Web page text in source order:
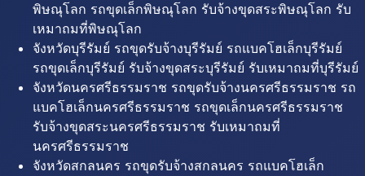
พิษณุโลก รถขุดเล็กพิษณุโลก รับจ้างขุดสระพิษณุโลก รับ
เหมาถมที่พิษณุโลก
จังหวัดบุรีรัมย์ รถขุดรับจ้างบุรีรัมย์ รถแบคโฮเล็กบุรีรัมย์
รถขุดเล็กบุรีรัมย์ รับจ้างขุดสระบุรีรัมย์ รับเหมาถมที่บุรีรัมย์
จังหวัดนครศรีธรรมราช รถขุดรับจ้างนครศรีธรรมราช รถ
แบคโฮเล็กนครศรีธรรมราช รถขุดเล็กนครศรีธรรมราช
รับจ้างขุดสระนครศรีธรรมราช รับเหมาถมที่
นครศรีธรรมราช
จังหวัดสกลนคร รถขุดรับจ้างสกลนคร รถแบคโฮเล็ก